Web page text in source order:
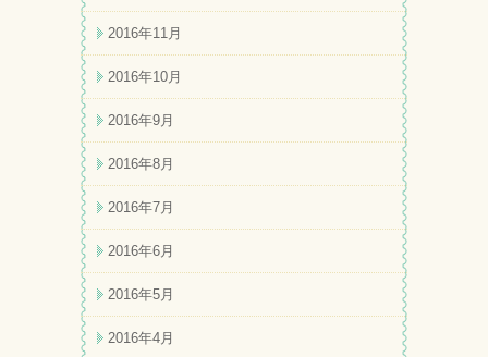
2016年11月
2016年10月
2016年9月
2016年8月
2016年7月
2016年6月
2016年5月
2016年4月